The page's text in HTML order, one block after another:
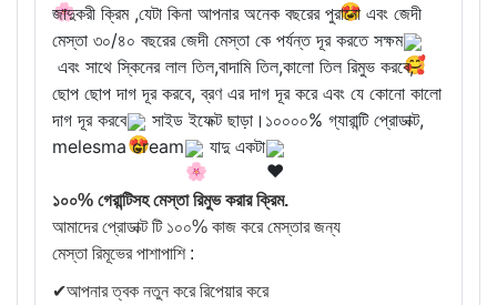
জাদুকরী ক্রিম ,যেটা কিনা আপনার অনেক বছরের পুরানো এবং জেদী
মেস্তা ৩০/৪০ বছরের জেদী মেস্তা কে পর্যন্ত দূর করতে সক্ষম
এবং সাথে স্কিনের লাল তিল,বাদামি তিল,কালো তিল রিমুভ করবে,
ছোপ ছোপ দাগ দূর করবে, ব্রণ এর দাগ দূর করে এবং যে কোনো কালো
দাগ দূর করবে
সাইড ইফেক্ট ছাড়া।১০০০০% গ্যারান্টি প্রোডাক্ট,
melesma cream
যাদু একটা
১০০% গেরান্টিসহ মেস্তা রিমুভ করার ক্রিম.
আমাদের প্রোডাক্ট টি ১০০% কাজ করে মেস্তার জন্য
মেস্তা রিমূভের পাশাপাশি :
✔আপনার ত্বক নতুন করে রিপেয়ার করে